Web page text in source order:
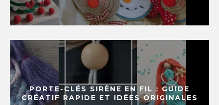
PORTE-CLÉS SIRÈNE EN FIL : GUIDE
CRÉATIF RAPIDE ET IDÉES ORIGINALES